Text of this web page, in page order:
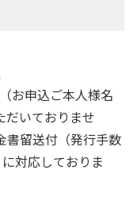
お申込ご本人様名
だいておりませ
書留送付（発行手数
対応しておりま